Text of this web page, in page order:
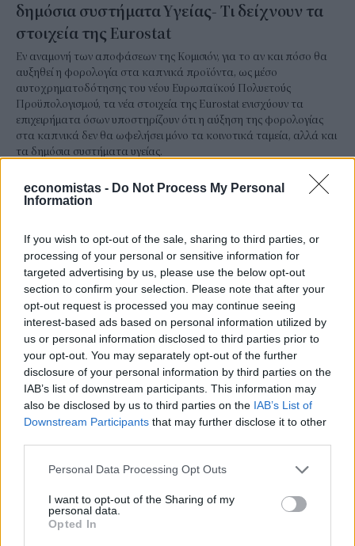
economistas - Do Not Process My Personal
Information
If you wish to opt-out of the sale, sharing to third parties, or
processing of your personal or sensitive information for
targeted advertising by us, please use the below opt-out
section to confirm your selection. Please note that after your
opt-out request is processed you may continue seeing
interest-based ads based on personal information utilized by
us or personal information disclosed to third parties prior to
your opt-out. You may separately opt-out of the further
disclosure of your personal information by third parties on the
IAB’s list of downstream participants. This information may
also be disclosed by us to third parties on the IAB’s List of
Downstream Participants that may further disclose it to other
Personal Data Processing Opt Outs
I want to opt-out of the Sharing of my
personal data.
Opted In
δημόσια συστήματα Υγείας- Τι δείχνουν τα
στοιχεία της Eurostat
Εν αναμονή των αποφάσεων της Κομισιόν, για το αν και πόσο θα
αυξηθεί η φορολογία στα καπνικά προϊόντα, ως μέσο
αυτοχρηματοδότησης του νέου Ευρωπαϊκού Πολυετούς
Προϋπολογισμού, τα νέα στοιχεία της Eurostat ενισχύουν τα
επιχειρήματα όσων υποστηρίζουν ότι η αύξηση της φορολογίας
στα καπνικά δεν θα ωφελήσει μόνο τα κοινοτικά ταμεία, αλλά και
τα δημόσια συστήματα υγείας.
ΟΙΚΟΝΟΜΙΑ
Οι 10 προτάσεις του Εμπορικού Συλλόγου
Μαρκόπουλο, συναντήθηκε το Διοικητικό Συμβούλιο του
Εμπορικού Συλλόγου Αθηνών, την Τρίτη 4 Αυγούστου.
NEWSROOM/05 Αυγ 2026